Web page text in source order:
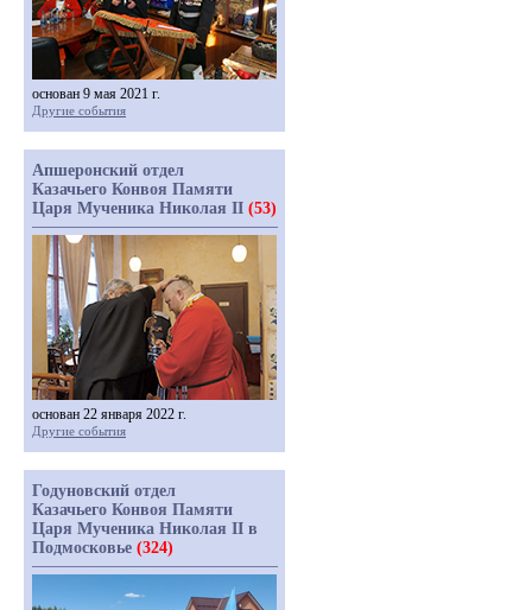
основан 9 мая 2021 г.
Другие события
Апшеронский отдел
Казачьего Конвоя Памяти
Царя Мученика Николая II (53)
основан 22 января 2022 г.
Другие события
Годуновский отдел
Казачьего Конвоя Памяти
Царя Мученика Николая II в
Подмосковье (324)